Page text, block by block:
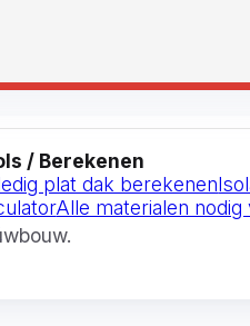
/ Berekenen
plat dak berekenen
Alle materialen nodig